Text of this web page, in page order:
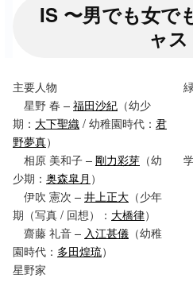
IS 〜男でも女
ャス
主要人物
星野 春 –福田沙紀 （幼少
期： 大下聖織/ 幼稚園時代： 君
野夢真）
相原 美和子 –剛力彩芽 （幼
少期： 奥森皐月 ）
伊吹 憲次 –井上正大 （少年
期（写真 / 回想）： 大橋律）
齋藤 礼音 – 入江甚儀 （幼稚
園時代： 多田煌琉）
星野家